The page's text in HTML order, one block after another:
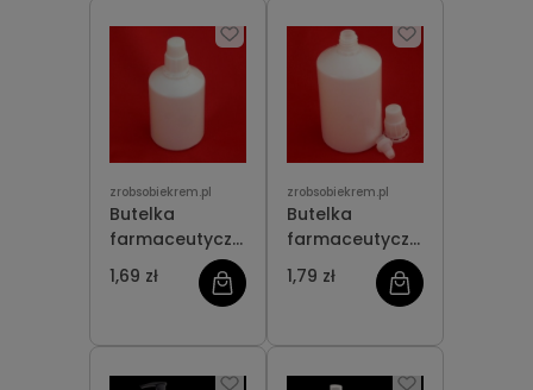
zrobsobiekrem.pl
Butelka
farmaceutyczna
30 ml
1,69 zł
zrobsobiekrem.pl
Butelka
farmaceutyczna
65 ml
1,79 zł